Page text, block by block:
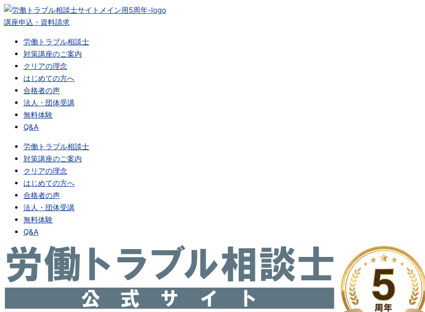
内
容
講座申込・資料請求
労働トラブル相談士
対策講座のご案内
クリアの理念
はじめての方へ
合格者の声
法人・団体受講
無料体験
Q&A
労働トラブル相談士
対策講座のご案内
クリアの理念
はじめての方へ
合格者の声
法人・団体受講
無料体験
Q&A